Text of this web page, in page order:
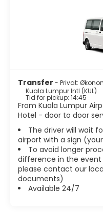
dominerer bybildet, men
sjarm henger fortsatt
frodige grønne
hageby, og om natten
og forvandler Kuala
av skikker, tradisjoner,
stort utvalg av deilig
mye å tilby for hver
Transfer - Privat:
Kuala Lumpur Intl (KUL)
Tid for pickup: 14:45
From Kuala Lumpur
Hotel - door to door
The driver will wait
airport with a sign
To avoid longer
difference in the event
please contact our
documents)
Available 24/7